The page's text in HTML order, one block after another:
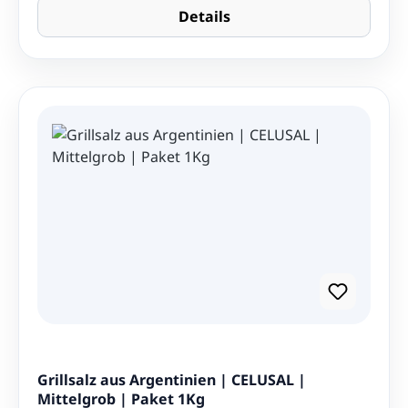
Details
Grillsalz aus Argentinien | CELUSAL |
Mittelgrob | Paket 1Kg